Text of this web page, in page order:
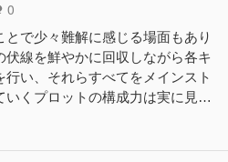
0
で少々難解に感じる場面もあり
伏線を鮮やかに回収しながら各キ
行い、それらすべてをメインスト
いくプロットの構成力は実に見…